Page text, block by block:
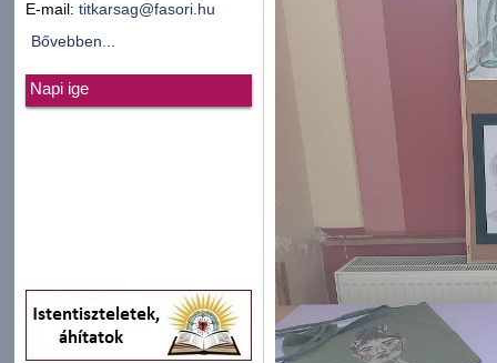
E-mail: titkarsag@fasori.hu
Bővebben...
Napi ige